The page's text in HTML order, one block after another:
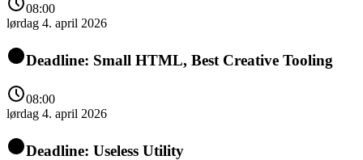
08:00
lørdag 4. april 2026
Deadline: Small HTML, Best Creative Tooling
08:00
lørdag 4. april 2026
Deadline: Useless Utility